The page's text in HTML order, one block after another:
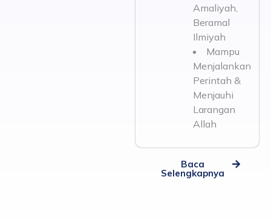
Amaliyah,
Beramal
Ilmiyah
Mampu
Menjalankan
Perintah &
Menjauhi
Larangan
Allah
Baca
Selengkapnya